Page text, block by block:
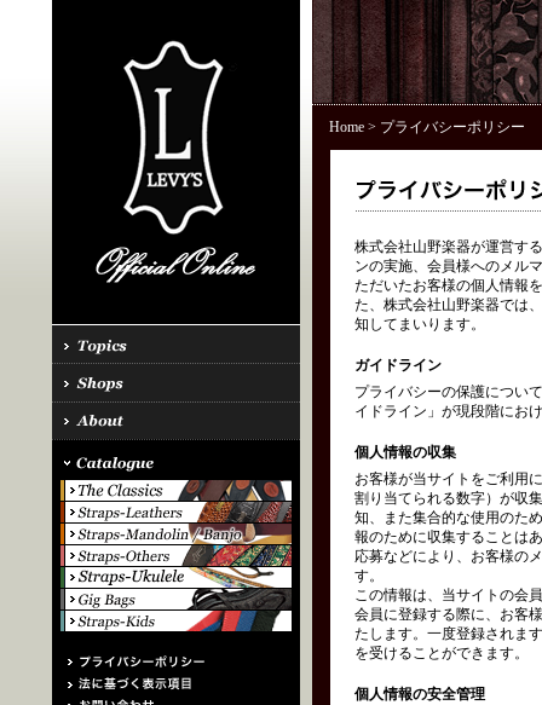
Home> プライバシーポリシー
株式会社山野楽器が運営す
ンの実施、会員様へのメル
ただいたお客様の個人情報
た、株式会社山野楽器では
知してまいります。
ガイドライン
プライバシーの保護につい
イドライン」が現段階にお
個人情報の収集
お客様が当サイトをご利用
割り当てられる数字）が収
知、また集合的な使用のた
報のために収集することは
応募などにより、お客様の
す。
この情報は、当サイトの会
会員に登録する際に、お客
たします。一度登録されま
を受けることができます。
個人情報の安全管理